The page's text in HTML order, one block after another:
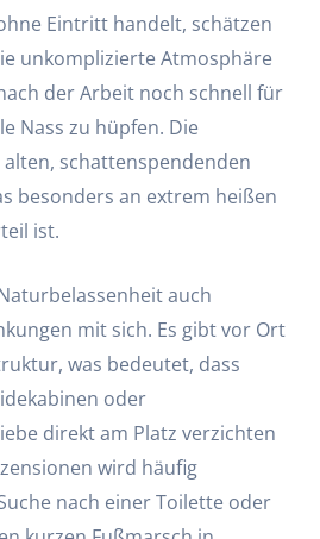
Eintritt handelt, schätzen
unkomplizierte Atmosphäre
der Arbeit noch schnell für
Nass zu hüpfen. Die
alten, schattenspendenden
besonders an extrem heißen
ist.
auch
mit sich. Es gibt vor Ort
was bedeutet, dass
oder
direkt am Platz verzichten
wird häufig
nach einer Toilette oder